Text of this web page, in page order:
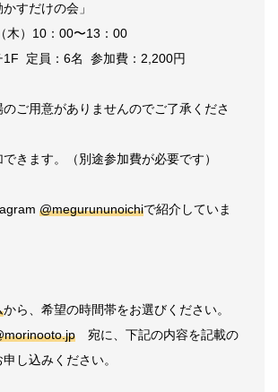
すだけの会」
木）10：00〜13：00
1F 定員：6名 参加費：2,200円
ご用意がありませんのでご了承くださ
きます。（別途参加費が必要です）
@megurununoichiで紹介していま
から、希望の時間帯をお選びください。
宛に、下記の内容を記載の
し込みください。